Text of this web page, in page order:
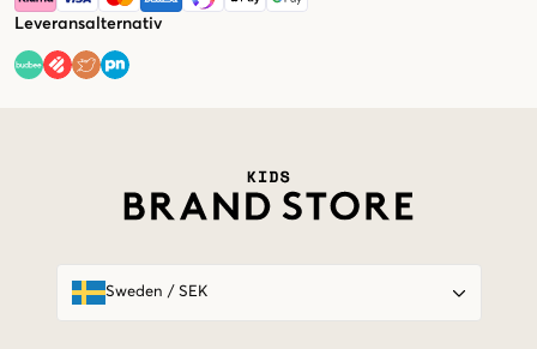
Leveransalternativ
Sweden / SEK